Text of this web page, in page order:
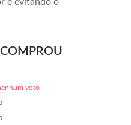
voto